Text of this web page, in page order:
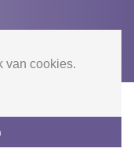
van cookies.